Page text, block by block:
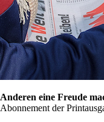
Anderen eine Freude
Abonnement der